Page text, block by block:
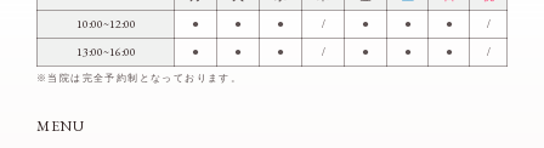
10:00~12:00 ● ● ● / ● ● ● /
13:00~16:00 ● ● ● / ● ● ● /
※当院は完全予約制となっております。
MENU